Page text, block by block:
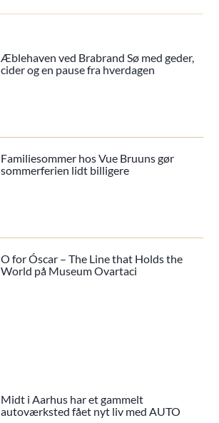
Æblehaven ved Brabrand Sø med geder,
cider og en pause fra hverdagen
Familiesommer hos Vue Bruuns gør
sommerferien lidt billigere
O for Óscar – The Line that Holds the
World på Museum Ovartaci
Midt i Aarhus har et gammelt
autoværksted fået nyt liv med AUTO